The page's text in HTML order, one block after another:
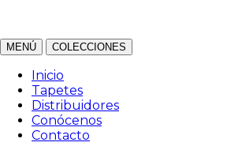
MENÚ COLECCIONES
Inicio
Tapetes
Distribuidores
Conócenos
Contacto